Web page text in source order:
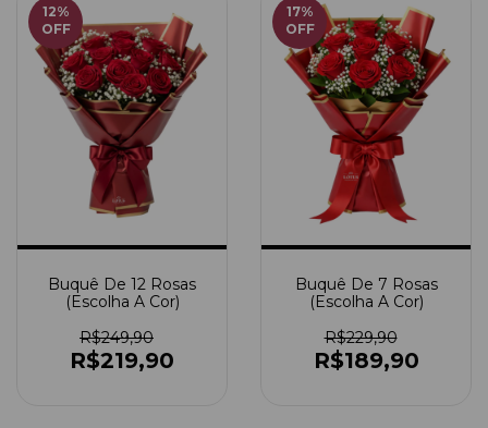
12%
OFF
Buquê De 12 Rosas
(Escolha A Cor)
R$249,90
R$219,90
17%
OFF
Buquê De 7 Rosas
(Escolha A Cor)
R$229,90
R$189,90